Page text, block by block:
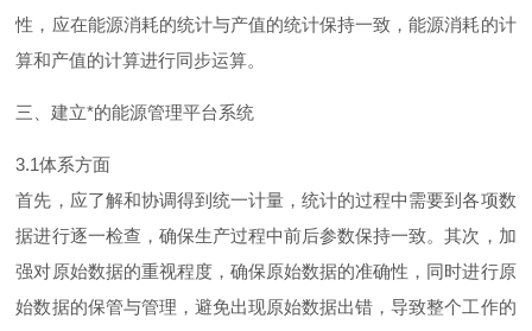
性，应在能源消耗的统计与产值的统计保持一致，能源消耗的计
算和产值的计算进行同步运算。
三、建立*的能源管理平台系统
3.1体系方面
首先，应了解和协调得到统一计量，统计的过程中需要到各项数
据进行逐一检查，确保生产过程中前后参数保持一致。其次，加
强对原始数据的重视程度，确保原始数据的准确性，同时进行原
始数据的保管与管理，避免出现原始数据出错，导致整个工作的